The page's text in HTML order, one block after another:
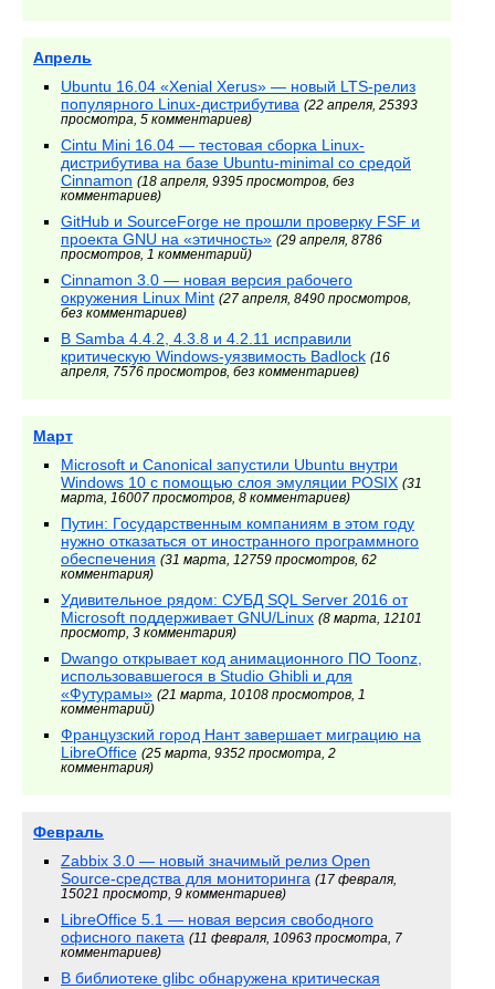
Апрель
Ubuntu 16.04 «Xenial Xerus» — новый LTS-релиз
популярного Linux-дистрибутива (22 апреля, 25393
просмотра, 5 комментариев)
Cintu Mini 16.04 — тестовая сборка Linux-
дистрибутива на базе Ubuntu-minimal со средой
Cinnamon (18 апреля, 9395 просмотров, без
комментариев)
GitHub и SourceForge не прошли проверку FSF и
проекта GNU на «этичность» (29 апреля, 8786
просмотров, 1 комментарий)
Cinnamon 3.0 — новая версия рабочего
окружения Linux Mint (27 апреля, 8490 просмотров,
без комментариев)
В Samba 4.4.2, 4.3.8 и 4.2.11 исправили
критическую Windows-уязвимость Badlock (16
апреля, 7576 просмотров, без комментариев)
Март
Microsoft и Canonical запустили Ubuntu внутри
Windows 10 с помощью слоя эмуляции POSIX (31
марта, 16007 просмотров, 8 комментариев)
Путин: Государственным компаниям в этом году
нужно отказаться от иностранного программного
обеспечения (31 марта, 12759 просмотров, 62
комментария)
Удивительное рядом: СУБД SQL Server 2016 от
Microsoft поддерживает GNU/Linux (8 марта, 12101
просмотр, 3 комментария)
Dwango открывает код анимационного ПО Toonz,
использовавшегося в Studio Ghibli и для
«Футурамы» (21 марта, 10108 просмотров, 1
комментарий)
Французский город Нант завершает миграцию на
LibreOffice (25 марта, 9352 просмотра, 2
комментария)
Февраль
Zabbix 3.0 — новый значимый релиз Open
Source-средства для мониторинга (17 февраля,
15021 просмотр, 9 комментариев)
LibreOffice 5.1 — новая версия свободного
офисного пакета (11 февраля, 10963 просмотра, 7
комментариев)
В библиотеке glibc обнаружена критическая